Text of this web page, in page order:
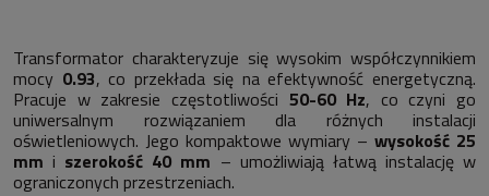
Transformator charakteryzuje się wysokim współczynnikiem
mocy 0.93, co przekłada się na efektywność energetyczną.
Pracuje w zakresie częstotliwości 50-60 Hz, co czyni go
uniwersalnym rozwiązaniem dla różnych instalacji
oświetleniowych. Jego kompaktowe wymiary – wysokość 25
mm i szerokość 40 mm – umożliwiają łatwą instalację w
ograniczonych przestrzeniach.